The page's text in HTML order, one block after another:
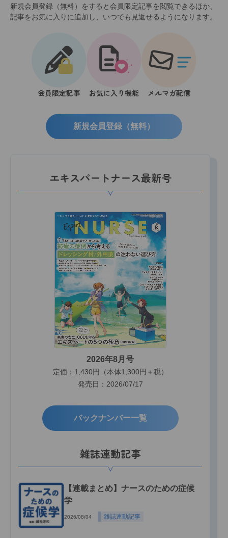
新規会員登録（無料）をすると会員限定記事を閲覧できるほか、
記事をお気に入りに追加し、いつでも見返せるようになります。
会員限定記事 お気に入り機能 メルマガ配信
新規会員登録（無料）
エキスパートナース最新号
2026年8月号
定価：1,430円（本体1,300円＋税）
発売日：2026/07/17
バックナンバー一覧
雑誌連動記事
【連載まとめ】ナースのための症候
学
2026/08/04 雑誌連動記事